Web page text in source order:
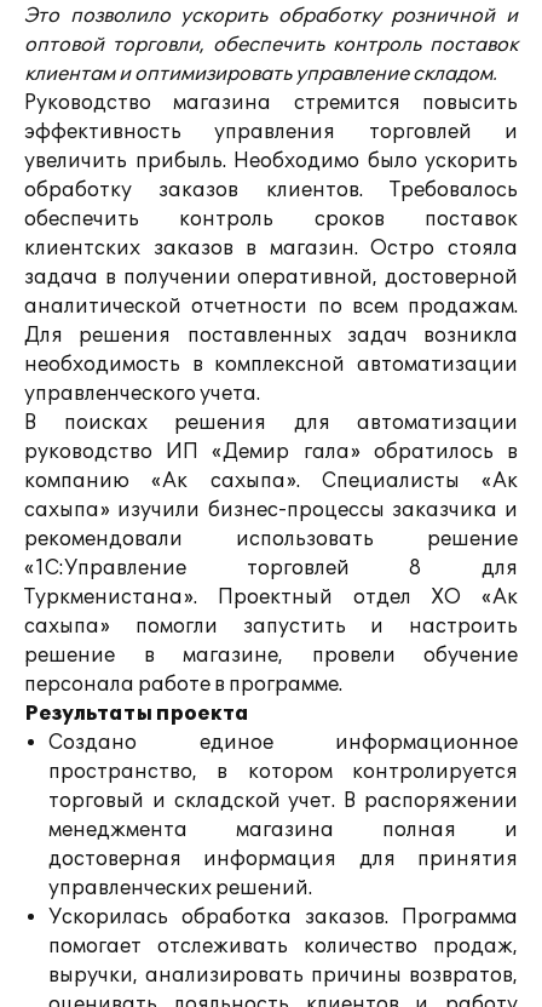
Это позволило ускорить обработку розничной и
оптовой торговли, обеспечить контроль поставок
клиентам и оптимизировать управление складом.
Руководство магазина стремится повысить
эффективность управления торговлей и
увеличить прибыль. Необходимо было ускорить
обработку заказов клиентов. Требовалось
обеспечить контроль сроков поставок
клиентских заказов в магазин. Остро стояла
задача в получении оперативной, достоверной
аналитической отчетности по всем продажам.
Для решения поставленных задач возникла
необходимость в комплексной автоматизации
управленческого учета.
В поисках решения для автоматизации
руководство ИП «Демир гала» обратилось в
компанию «Ак сахыпа». Специалисты «Ак
сахыпа» изучили бизнес-процессы заказчика и
рекомендовали использовать решение
«1С:Управление торговлей 8 для
Туркменистана». Проектный отдел ХО «Ак
сахыпа» помогли запустить и настроить
решение в магазине, провели обучение
персонала работе в программе.
Результаты проекта
Создано единое информационное
пространство, в котором контролируется
торговый и складской учет. В распоряжении
менеджмента магазина полная и
достоверная информация для принятия
управленческих решений.
Ускорилась обработка заказов. Программа
помогает отслеживать количество продаж,
выручки, анализировать причины возвратов,